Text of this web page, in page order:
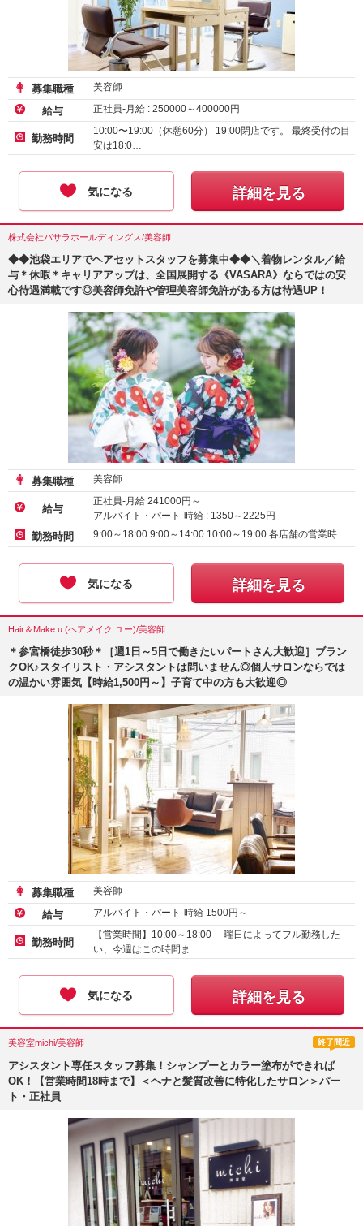
募集職種 美容師
給与 正社員-月給 : 250000～400000円
勤務時間
10:00〜19:00（休憩60分） 19:00閉店です。 最終受付の目
安は18:0…
気になる 詳細を見る
株式会社バサラホールディングス/美容師
◆◆池袋エリアでヘアセットスタッフを募集中◆◆＼着物レンタル／給
与＊休暇＊キャリアアップは、全国展開する《VASARA》ならではの安
心待遇満載です◎美容師免許や管理美容師免許がある方は待遇UP！
募集職種 美容師
給与
正社員-月給 241000円～
アルバイト・パート-時給 : 1350～2225 円
勤務時間 9:00～18:00 9:00～14:00 10:00～19:00 各店舗の営業時…
気になる 詳細を見る
Hair＆Make u (ヘアメイク ユー)/美容師
＊参宮橋徒歩30秒＊［週1日～5日で働きたいパートさん大歓迎］ブラン
クOK♪スタイリスト・アシスタントは問いません◎個人サロンならでは
の温かい雰囲気【時給1,500円～】子育て中の方も大歓迎◎
募集職種 美容師
給与 アルバイト・パート-時給 1500円～
勤務時間
【営業時間】10:00～18:00 曜日によってフル勤務した
い、今週はこの時間ま…
気になる 詳細を見る
美容室michi/美容師 終了間近
アシスタント専任スタッフ募集！シャンプーとカラー塗布ができれば
OK！【営業時間18時まで】＜ヘナと髪質改善に特化したサロン＞パー
ト・正社員